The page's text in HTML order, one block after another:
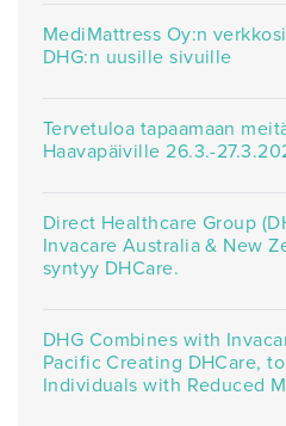
MediMattress Oy:n
DHG:n uusille sivuille
Tervetuloa tapaamaan
Haavapäiville 26.3.-
Direct Healthcare Group
Invacare Australia & New
syntyy DHCare.
DHG Combines with
Pacific Creating DHCare,
Individuals with Reduced